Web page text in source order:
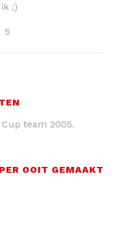
;)
5
team 2005.
OOIT GEMAAKT